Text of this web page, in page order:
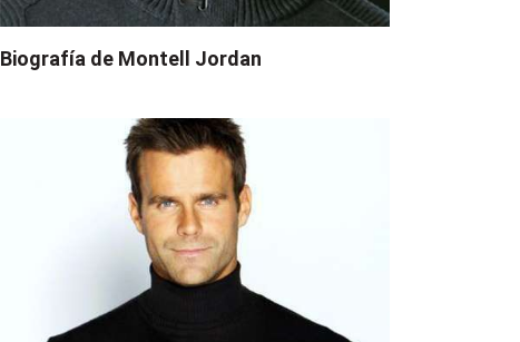
Biografía de Montell Jordan